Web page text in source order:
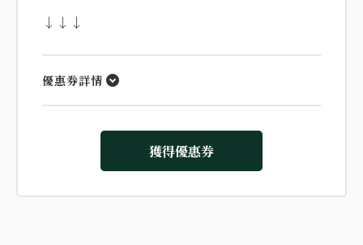
↓↓↓
優惠券詳情
獲得優惠券